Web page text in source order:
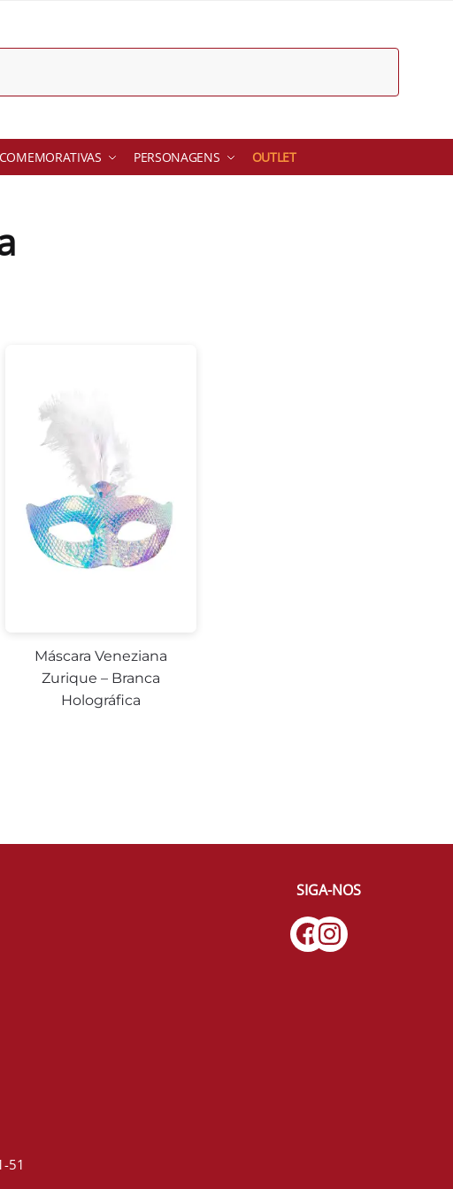
PERSONAGENS OUTLET
Máscara Veneziana
Zurique – Branca
Holográfica
SIGA-NOS
51